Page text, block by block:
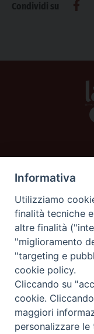
Condividi su
La
La Difesa del
La Difesa del Popolo,
ha aderito allo IAP (Istituto
di
La Difesa del Popolo è
decreto del 15
Informativa
Utilizziamo
finalità tecniche
altre finalità
"miglioramento
"targeting e
cookie policy.
Cliccando su
cookie.
maggiori
personalizzare